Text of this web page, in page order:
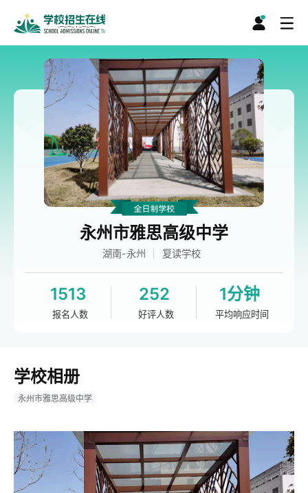
永州市雅思高级中学
湖南-永州 复读学校
1513
报名人数
252
好评人数
1分钟
平均响应时间
学校相册
永州市雅思高级中学